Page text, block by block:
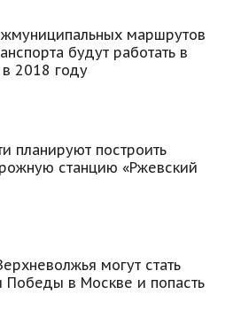
маршрутов
будут работать в
2018 году
планируют построить
станцию «Ржевский
могут стать
Победы в Москве и попасть